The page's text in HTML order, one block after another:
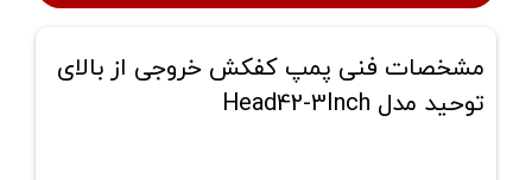
مشخصات فنی پمپ کفکش خروجی از بالای
توحید مدل Head42-3Inch